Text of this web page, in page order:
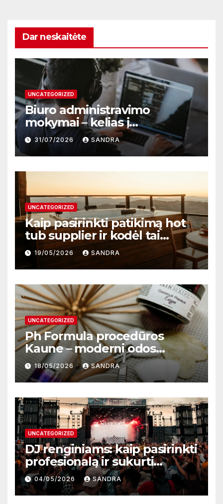
Dar neskaitėte
UNCATEGORIZED
Biuro administravimo
mokymai – kelias į
profesionalų ir efektyvų
darbą
31/07/2026 SANDRA
UNCATEGORIZED
Kaip pasirinkti patikimą hot
tub supplier ir kodėl tai
svarbu?
19/05/2026 SANDRA
UNCATEGORIZED
Ph Formula procedūros
Kaune – moderni odos
atnaujinimo sistema
18/05/2026 SANDRA
UNCATEGORIZED
DJ renginiams: kaip pasirinkti
profesionalą ir sukurti
nepamirštamą atmosferą
04/05/2026 SANDRA